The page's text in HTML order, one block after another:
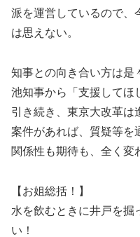
派を運営しているので、
は思えない。
知事との向き合い方は是
池知事から「支援してほ
引き続き、東京大改革は
案件があれば、質疑等を
関係性も期待も、全く変
【お姐総括！】
水を飲むときに井戸を掘
い！